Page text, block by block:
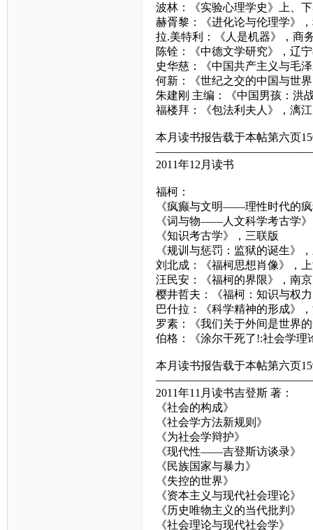
波林：《实验心理学史》上、
赫胥黎：《进化论与伦理学》
拉.美特利：《人是机器》，商
陈铨：《中德文学研究》，辽
史华慈：《中国共产主义与毛
何新：《世纪之交的中国与世
朱建刚 主编：《中国男孩：洪
福楼拜：《包法利夫人》，漓
本月读书报告载于本帖第六页
2011年12月读书
福柯：
《疯癫与文明——理性时代的
《词与物——人文科学考古学
《知识考古学》，三联版
《规训与惩罚：监狱的诞生》
刘北成：《福柯思想肖像》，
汪民安：《福柯的界限》，南
樱井哲夫：《福柯：知识与权
巴什拉：《科学精神的形成》
罗素：《我们关于外间是世界
伯格：《涂尔干死了!:社会学理
本月读书报告载于本帖第六页
2011年11月读书吉登斯 著：
《社会的构成》
《社会学方法新规则》
《为社会学辩护》
《现代性——吉登斯访谈录》
《民族国家与暴力》
《失控的世界》
《资本主义与现代社会理论》
《历史唯物主义的当代批判》
《社会理论与现代社会学》